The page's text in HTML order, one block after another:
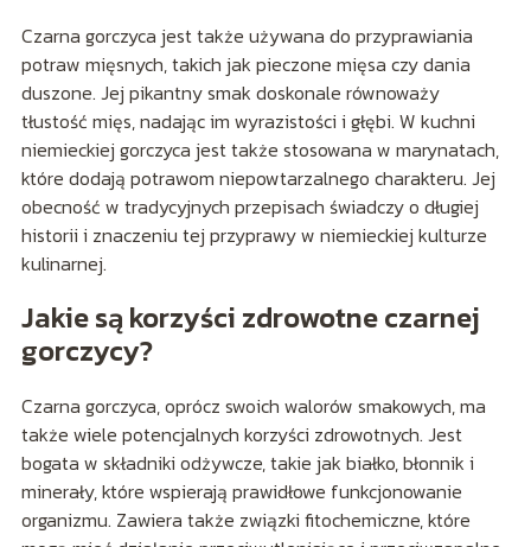
Czarna gorczyca jest także używana do przyprawiania
potraw mięsnych, takich jak pieczone mięsa czy dania
duszone. Jej pikantny smak doskonale równoważy
tłustość mięs, nadając im wyrazistości i głębi. W kuchni
niemieckiej gorczyca jest także stosowana w marynatach,
które dodają potrawom niepowtarzalnego charakteru. Jej
obecność w tradycyjnych przepisach świadczy o długiej
historii i znaczeniu tej przyprawy w niemieckiej kulturze
kulinarnej.
Jakie są korzyści zdrowotne czarnej
gorczycy?
Czarna gorczyca, oprócz swoich walorów smakowych, ma
także wiele potencjalnych korzyści zdrowotnych. Jest
bogata w składniki odżywcze, takie jak białko, błonnik i
minerały, które wspierają prawidłowe funkcjonowanie
organizmu. Zawiera także związki fitochemiczne, które